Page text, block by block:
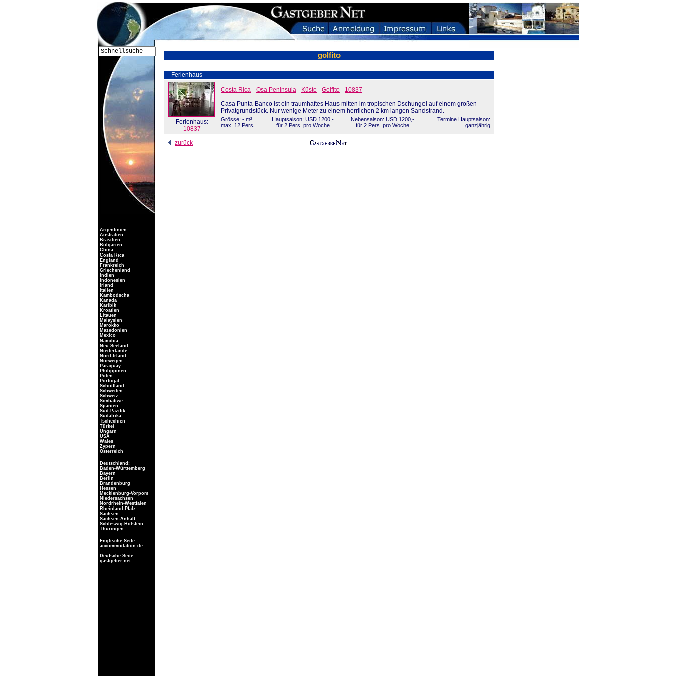
golfito
- Ferienhaus -
Ferienhaus:
10837
Costa Rica - Osa Peninsula - Küste - Golfito - 10837
Casa Punta Banco ist ein traumhaftes Haus mitten im tropischen Dschungel auf einem großen
Privatgrundstück. Nur wenige Meter zu einem herrlichen 2 km langen Sandstrand.
Grösse: - m²
max. 12 Pers.
Hauptsaison: USD 1200,-
für 2 Pers. pro Woche
Nebensaison: USD 1200,-
für 2 Pers. pro Woche
Termine Hauptsaison:
ganzjährig
zurück
Argentinien
Australien
Brasilien
Bulgarien
China
Costa Rica
England
Frankreich
Griechenland
Indien
Indonesien
Irland
Italien
Kambodscha
Kanada
Karibik
Kroatien
Litauen
Malaysien
Marokko
Mazedonien
Mexico
Namibia
Neu Seeland
Niederlande
Nord-Irland
Norwegen
Paraguay
Philippinen
Polen
Portugal
Schottland
Schweden
Schweiz
Simbabwe
Spanien
Süd-Pazifik
Südafrika
Tschechien
Türkei
Ungarn
USA
Wales
Zypern
Österreich
Deutschland:
Baden-Württemberg
Bayern
Berlin
Brandenburg
Hessen
Mecklenburg-Vorpom
Niedersachsen
Nordrhein-Westfalen
Rheinland-Pfalz
Sachsen
Sachsen-Anhalt
Schleswig-Holstein
Thüringen
Englische Seite:
accommodation.de
Deutsche Seite:
gastgeber.net